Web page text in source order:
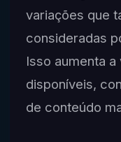
variações que
consideradas
Isso aumenta
disponíveis,
de conteúdo